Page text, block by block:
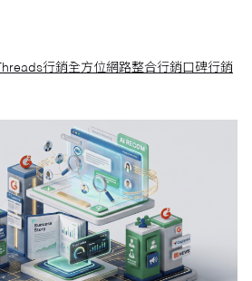
Threads行銷全方位網路整合行銷 口碑行銷